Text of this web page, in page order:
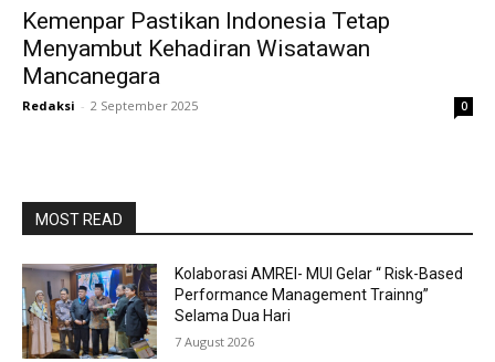
Kemenpar Pastikan Indonesia Tetap
Menyambut Kehadiran Wisatawan
Mancanegara
Redaksi - 2 September 2025 0
MOST READ
Kolaborasi AMREI- MUI Gelar “ Risk-Based
Performance Management Trainng”
Selama Dua Hari
7 August 2026